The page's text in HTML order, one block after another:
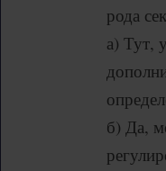
рода
а) Тут,
б) Да,